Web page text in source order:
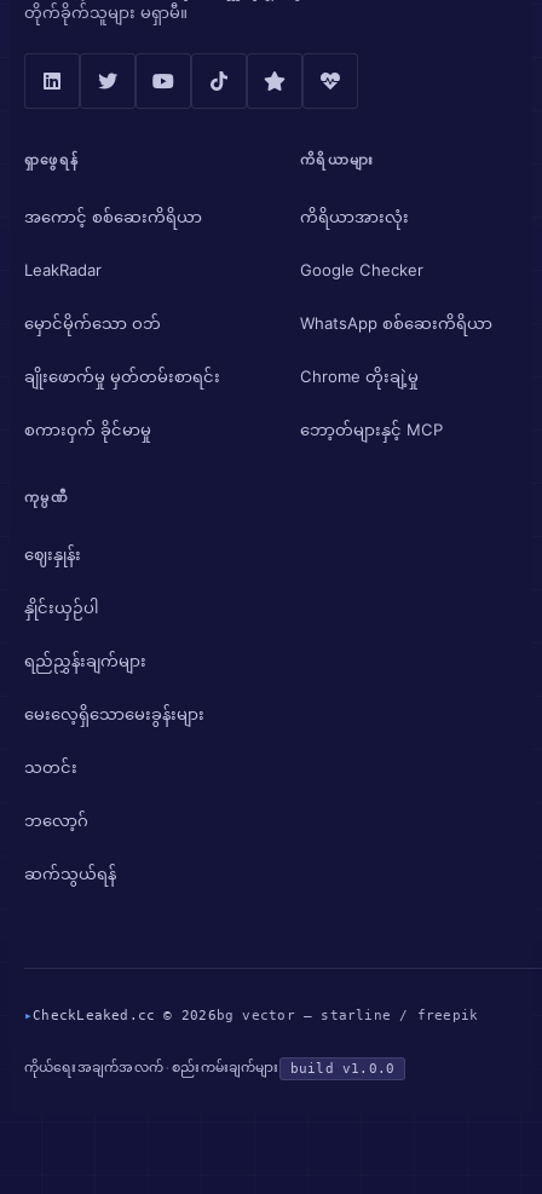
တိုက်ခိုက်သူများ မရှာမီ။
ရှာဖွေရန်
အကောင့် စစ်ဆေးကိရိယာ
LeakRadar
မှောင်မိုက်သော ဝဘ်
ချိုးဖောက်မှု မှတ်တမ်းစာရင်း
စကားဝှက် ခိုင်မာမှု
ကိရိယာများ
ကိရိယာအားလုံး
Google Checker
WhatsApp စစ်ဆေးကိရိယာ
Chrome တိုးချဲ့မှု
ဘော့တ်များနှင့် MCP
ကုမ္ပဏီ
ဈေးနှုန်း
နှိုင်းယှဉ်ပါ
ရည်ညွှန်းချက်များ
မေးလေ့ရှိသောမေးခွန်းများ
သတင်း
ဘလော့ဂ်
ဆက်သွယ်ရန်
▸CheckLeaked.cc © 2026 bg vector — starline / freepik
ကိုယ်ရေးအချက်အလက်·စည်းကမ်းချက်များ build v1.0.0